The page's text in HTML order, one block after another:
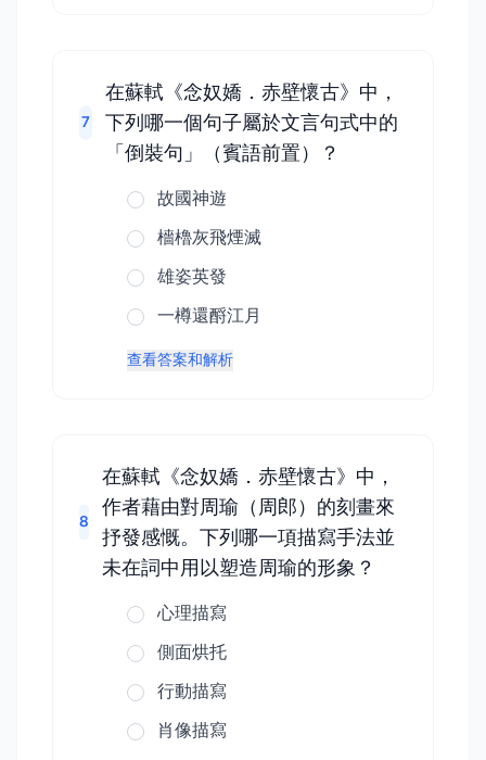
7
在蘇軾《念奴嬌．赤壁懷古》中，
下列哪一個句子屬於文言句式中的
「倒裝句」（賓語前置）？
故國神遊
檣櫓灰飛煙滅
雄姿英發
一樽還酹江月
查看答案和解析
8
在蘇軾《念奴嬌．赤壁懷古》中，
作者藉由對周瑜（周郎）的刻畫來
抒發感慨。下列哪一項描寫手法並
未在詞中用以塑造周瑜的形象？
心理描寫
側面烘托
行動描寫
肖像描寫